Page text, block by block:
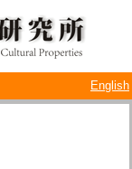
English